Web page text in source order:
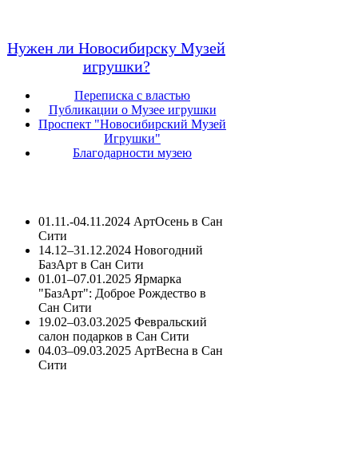
Нужен ли Новосибирску Музей
игрушки?
Переписка с властью
Публикации о Музее игрушки
Проспект "Новосибирский Музей
Игрушки"
Благодарности музею
01.11.-04.11.2024 АртОсень в Сан
Сити
14.12–31.12.2024 Новогодний
БазАрт в Сан Сити
01.01–07.01.2025 Ярмарка
"БазАрт": Доброе Рождество в
Сан Сити
19.02–03.03.2025 Февральский
салон подарков в Сан Сити
04.03–09.03.2025 АртВесна в Сан
Сити